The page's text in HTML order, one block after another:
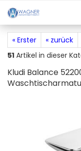
« Erster « zurück
51 Artikel in dieser
Kludi Balance